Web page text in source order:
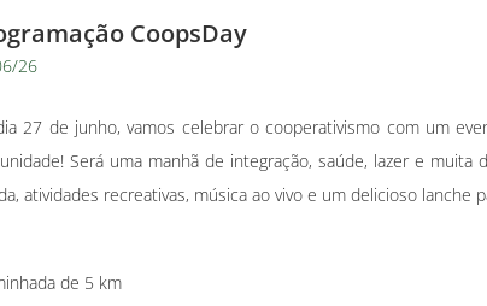
CoopsDay
26
27 de junho, vamos celebrar o cooperativismo com um
Será uma manhã de integração, saúde, lazer e muita
atividades recreativas, música ao vivo e um delicioso lanche
de 5 km